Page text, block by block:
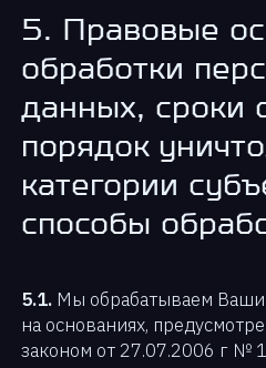
5. Правовые
обработки
данных, сроки
порядок
категории
способы
5.1. Мы обрабатываем
на основаниях,
законом от 27.07.2006 г №